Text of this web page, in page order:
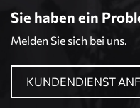
Sie haben ein
Melden Sie sich bei uns.
KUNDENDIENST